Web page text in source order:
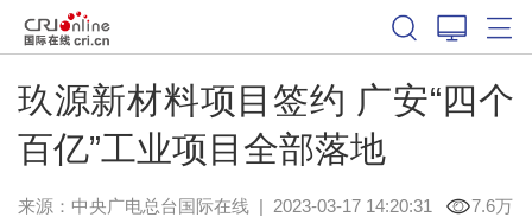
玖源新材料项目签约 广安“四个
百亿”工业项目全部落地
来源：中央广电总台国际在线| 2023-03-17 14:20:31 7.6万